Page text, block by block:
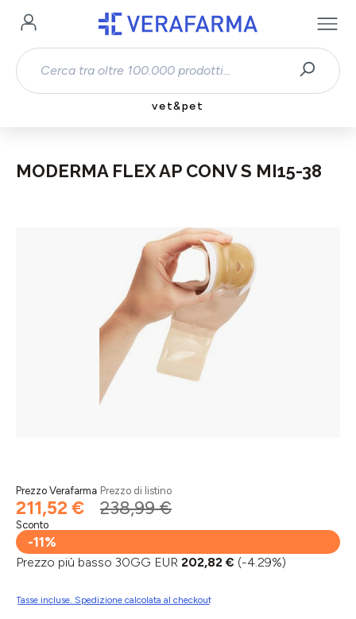
Passa al contenuto principale
vet&pet
MODERMA FLEX AP CONV S MI15-38
Prezzo Verafarma
211,52 €
Prezzo di listino
238,99 €
Sconto
-11%
Prezzo più basso 30GG EUR 202,82 € (-4.29%)
Tasse incluse. Spedizione calcolata al checkout